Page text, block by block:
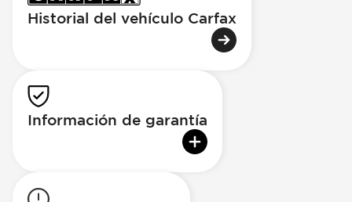
Historial del vehículo Carfax
Información de garantía